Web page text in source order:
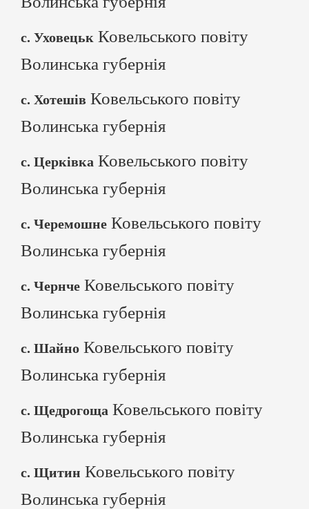
с. Уховецьк Ковельського повіту
Волинська губернія
с. Хотешів Ковельського повіту
Волинська губернія
с. Церківка Ковельського повіту
Волинська губернія
с. Черемошне Ковельського повіту
Волинська губернія
с. Чернче Ковельського повіту
Волинська губернія
с. Шайно Ковельського повіту
Волинська губернія
с. Щедрогоща Ковельського повіту
Волинська губернія
с. Щитин Ковельського повіту
Волинська губернія